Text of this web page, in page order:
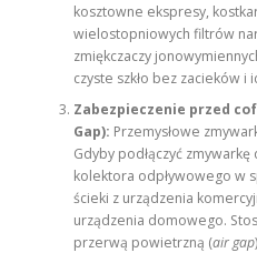
kosztowne ekspresy,
wielostopniowych filtrów
zmiękczaczy
czyste szkło bez zacieków i
Zabezpieczenie przed
Gap): Przemysłowe
Gdyby podłączyć
kolektora odpływowego w
ścieki z urządzenia
urządzenia domowego.
przerwą powietrzną (air gap